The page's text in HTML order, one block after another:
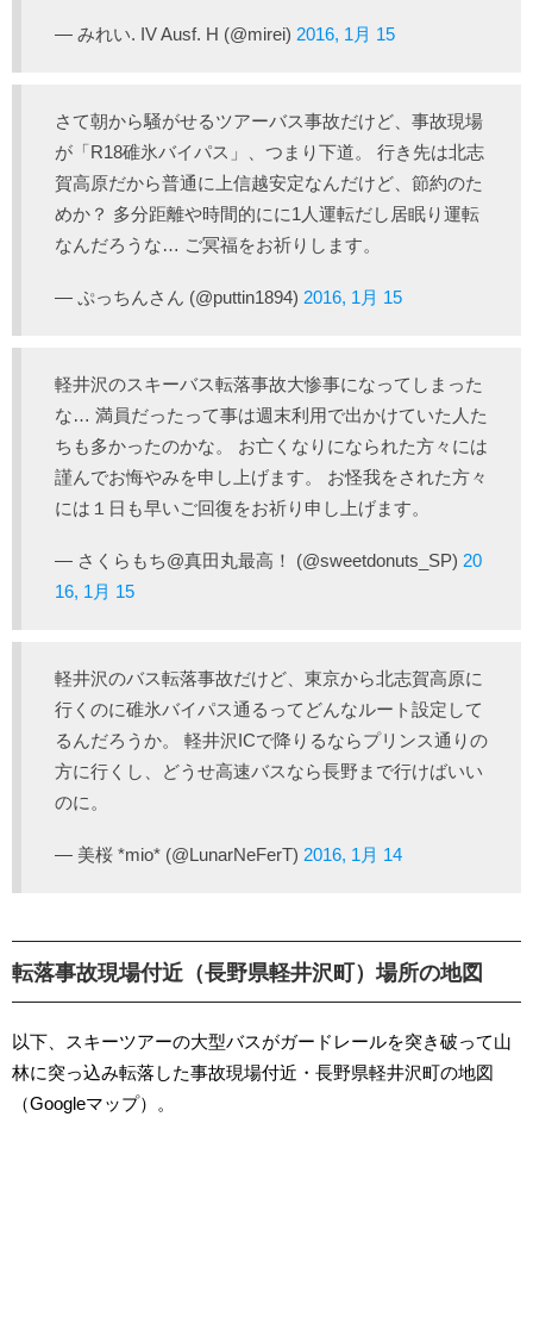
— みれい. IV Ausf. H (@mirei) 2016, 1月 15
さて朝から騒がせるツアーバス事故だけど、事故現場
が「R18碓氷バイパス」、つまり下道。 行き先は北志
賀高原だから普通に上信越安定なんだけど、節約のた
めか？ 多分距離や時間的にに1人運転だし居眠り運転
なんだろうな… ご冥福をお祈りします。
— ぷっちんさん (@puttin1894) 2016, 1月 15
軽井沢のスキーバス転落事故大惨事になってしまった
な… 満員だったって事は週末利用で出かけていた人た
ちも多かったのかな。 お亡くなりになられた方々には
謹んでお悔やみを申し上げます。 お怪我をされた方々
には１日も早いご回復をお祈り申し上げます。
— さくらもち@真田丸最高！ (@sweetdonuts_SP) 20
16, 1月 15
軽井沢のバス転落事故だけど、東京から北志賀高原に
行くのに碓氷バイパス通るってどんなルート設定して
るんだろうか。 軽井沢ICで降りるならプリンス通りの
方に行くし、どうせ高速バスなら長野まで行けばいい
のに。
— 美桜 *mio* (@LunarNeFerT) 2016, 1月 14
転落事故現場付近（長野県軽井沢町）場所の地図
以下、スキーツアーの大型バスがガードレールを突き破って山
林に突っ込み転落した事故現場付近・長野県軽井沢町の地図
（Googleマップ）。